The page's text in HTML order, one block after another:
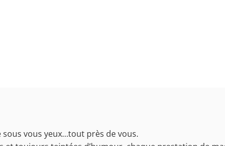
vous yeux…tout près de vous.